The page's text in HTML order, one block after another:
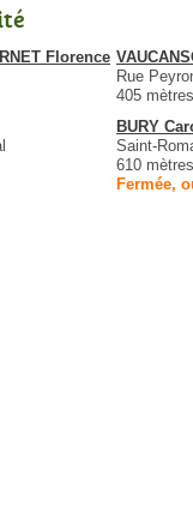
Florence
Rue
405 mètres
BURY
Saint-
610 mètres
Fermée,